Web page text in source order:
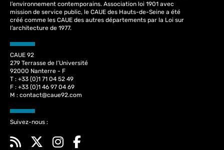
l’environnement contemporains. Association loi 1901 avec
mission de service public, le CAUE des Hauts-de-Seine a été
créé comme les CAUE des autres départements par la Loi sur
l’architecture de 1977.
CAUE 92
279 Terrasse de l’Université
92000 Nanterre - F
T : +33 (0)1 71 04 52 49
F : +33 (0)1 46 97 04 69
M : contact@caue92.com
Suivez-nous :